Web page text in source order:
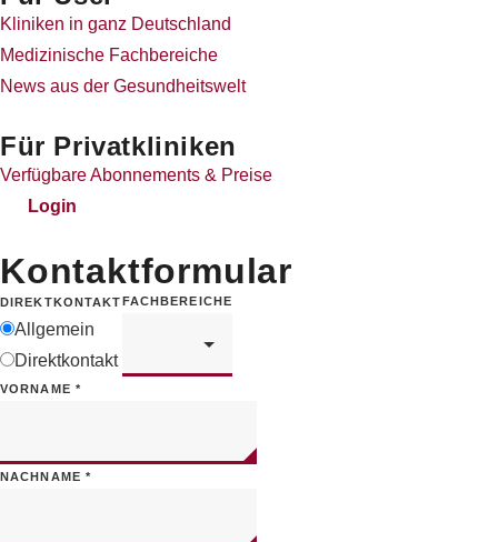
Kliniken in ganz Deutschland
Medizinische Fachbereiche
News aus der Gesundheitswelt
Für Privatkliniken
Verfügbare Abonnements & Preise
Login
Kontaktformular
DIREKTKONTAKT
Allgemein
Direktkontakt
FACHBEREICHE
VORNAME *
NACHNAME*